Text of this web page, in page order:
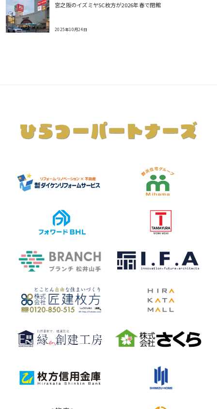
宮之阪のイズミヤSC枚方が2026年春で閉館
2025年10月24日